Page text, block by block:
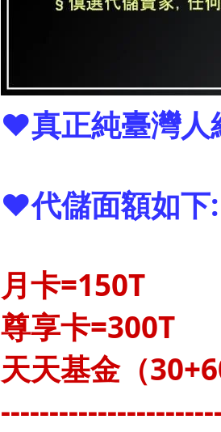
❤真正純臺灣
❤代儲面額如下:
月卡=150T
尊享卡=300T
天天基金（